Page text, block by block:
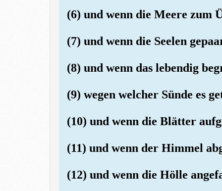
(6) und wenn die Meere zum
(7) und wenn die Seelen
(8) und wenn das lebendig
(9) wegen welcher Sünde es
(10) und wenn die Blätter
(11) und wenn der Himmel
(12) und wenn die Hölle